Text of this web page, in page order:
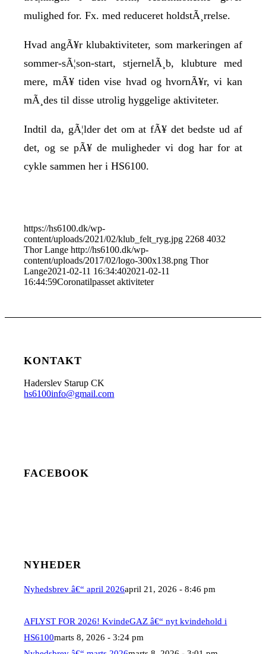
mulighed for. Fx. med reduceret holdstÃ¸rrelse.
Hvad angÃ¥r klubaktiviteter, som markeringen af
sommer-sÃ¦son-start, stjernelÃ¸b, klubture med
mere, mÃ¥ tiden vise hvad og hvornÃ¥r, vi kan
mÃ¸des til disse utrolig hyggelige aktiviteter.
Indtil da, gÃ¦lder det om at fÃ¥ det bedste ud af
det, og se pÃ¥ de muligheder vi dog har for at
cykle sammen her i HS6100.
https://hs6100.dk/wp-
content/uploads/2021/02/klub_felt_ryg.jpg 2268 4032
Thor Lange http://hs6100.dk/wp-
content/uploads/2017/02/logo-300x138.png Thor
Lange2021-02-11 16:34:402021-02-11
16:44:59Coronatilpasset aktiviteter
KONTAKT
Haderslev Starup CK
hs6100info@gmail.com
FACEBOOK
NYHEDER
Nyhedsbrev â€“ april 2026april 21, 2026 - 8:46 pm
AFLYST FOR 2026! KvindeGAZ â€“ nyt kvindehold i
HS6100marts 8, 2026 - 3:24 pm